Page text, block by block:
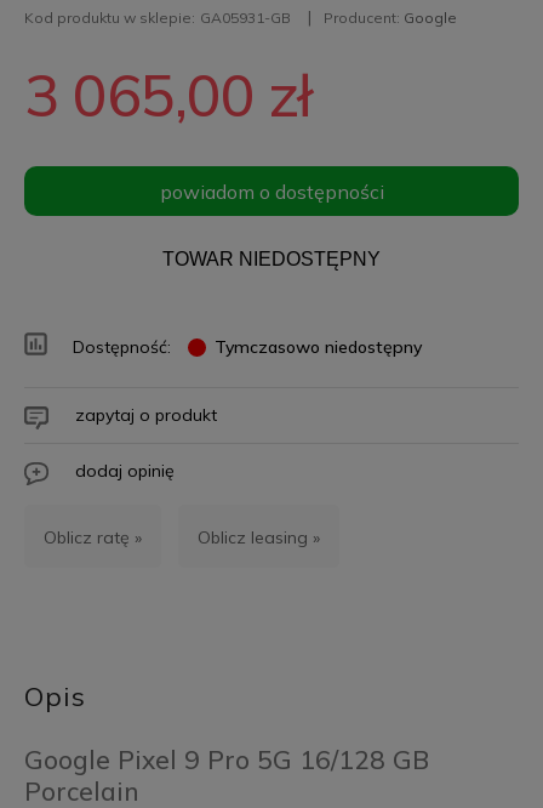
Kod produktu w sklepie: GA05931-GB Producent: Google
3 065,00 zł
powiadom o dostępności
TOWAR NIEDOSTĘPNY
Dostępność: Tymczasowo niedostępny
zapytaj o produkt
dodaj opinię
Oblicz ratę » Oblicz leasing »
Opis
Google Pixel 9 Pro 5G 16/128 GB
Porcelain